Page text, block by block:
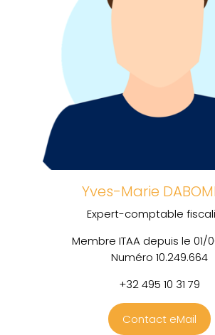
Yves-Marie
Expert-comptable
Membre ITAA depuis le 01/
Numéro 10.249.664
+32 495 10 31 79
Contact eMail